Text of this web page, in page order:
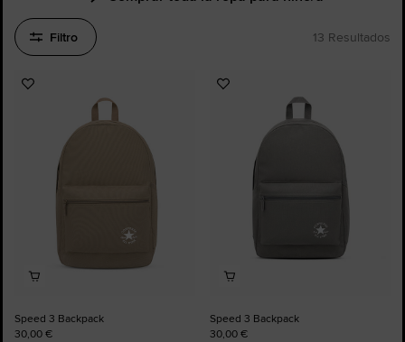
Filtro 13 Resultados
Añadir
Speed 3 Backpack
30,00 €
Añadir
Speed 3 Backpack
30,00 €